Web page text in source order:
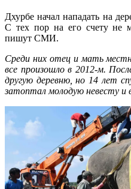
Дхурбе начал нападать на
С тех пор на его счету не
пишут СМИ.
Среди них отец и мать
все произошло в 2012-м.
другую деревню, но 14 лет
затоптал молодую невесту и